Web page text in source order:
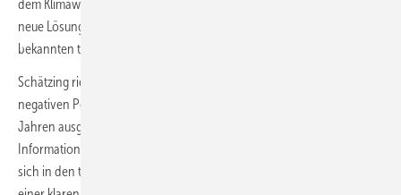
dem Klimawandel begegnen. Dabei liege das Problem nicht darin,
neue Lösungen zu finden, sondern in der Umsetzung der längst
bekannten technologischen Ansätze.
Schätzing rief die Wärmepumpenbranche dazu auf, der teils bewusst
negativen Politisierung, welcher die Wärmepumpe in den letzten
Jahren ausgesetzt war, mit verstärktem Engagement in der
Informationsarbeit zu begegnen. Vor allem aber sei die Bereitschaft,
sich in den täglichen Kampf gegen den Klimawandel zu werfen, von